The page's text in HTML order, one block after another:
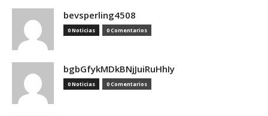
bevsperling4508
0 Noticias 0 Comentarios
bgbGfykMDkBNjJuiRuHhIy
0 Noticias 0 Comentarios